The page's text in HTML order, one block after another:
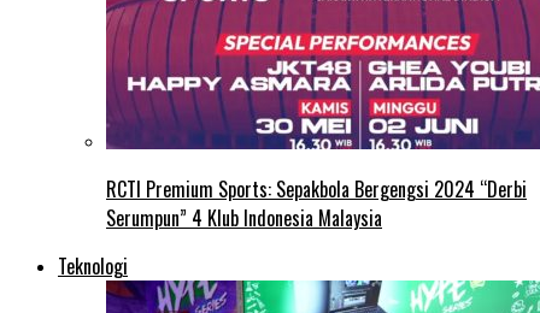
RCTI Premium Sports: Sepakbola Bergengsi 2024 “Derbi
Serumpun” 4 Klub Indonesia Malaysia
Teknologi